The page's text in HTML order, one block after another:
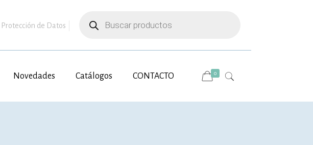
Protección de Datos
productos
Novedades Catálogos CONTACTO 0